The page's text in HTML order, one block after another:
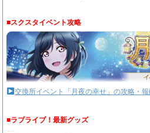
■スクスタイベント攻略
交換所イベント「月夜の幸せ」の攻略・
■ラブライブ！最新グッズ